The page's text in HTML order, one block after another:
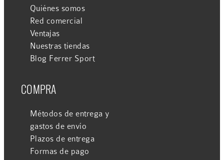
Quiénes somos
Red comercial
Ventajas
Nuestras tiendas
Blog Ferrer Sport
COMPRA
Métodos de entrega y
gastos de envío
Plazos de entrega
Formas de pago